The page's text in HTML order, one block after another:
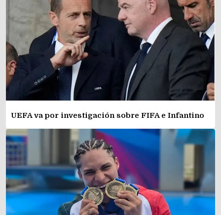
UEFA va por investigación sobre FIFA e Infantino